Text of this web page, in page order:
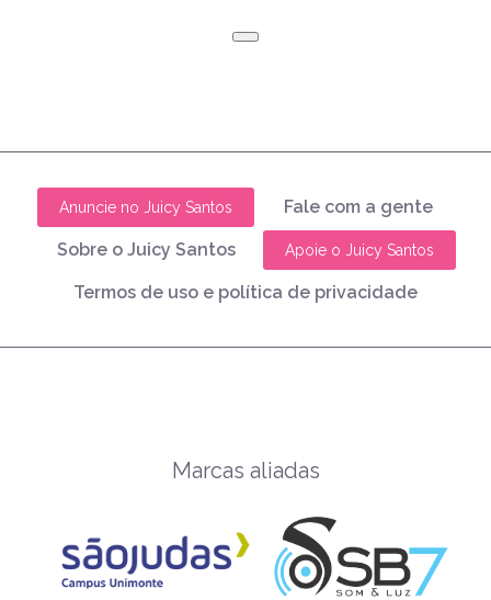
Anuncie no Juicy Santos Fale com a gente
Sobre o Juicy Santos Apoie o Juicy Santos
Termos de uso e política de privacidade
Marcas aliadas